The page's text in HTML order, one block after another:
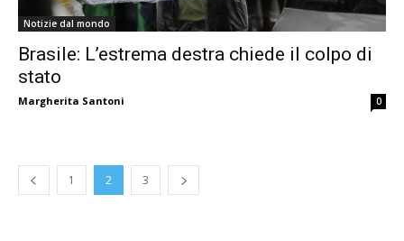
Notizie dal mondo
Brasile: L’estrema destra chiede il colpo di
stato
Margherita Santoni 0
1 2 3